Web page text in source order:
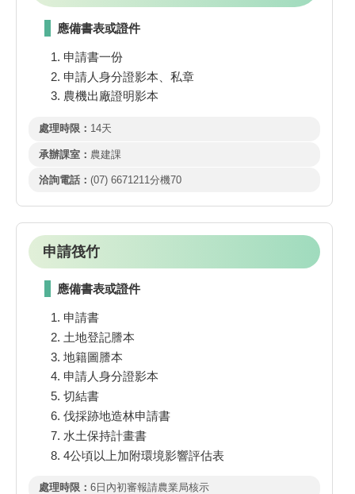
應備書表或證件
申請書一份
申請人身分證影本、私章
農機出廠證明影本
處理時限： 14天
承辦課室： 農建課
洽詢電話：(07) 6671211分機70
申請筏竹
應備書表或證件
申請書
土地登記謄本
地籍圖謄本
申請人身分證影本
切結書
伐採跡地造林申請書
水土保持計畫書
4公頃以上加附環境影響評估表
處理時限：6日內初審報請農業局核示